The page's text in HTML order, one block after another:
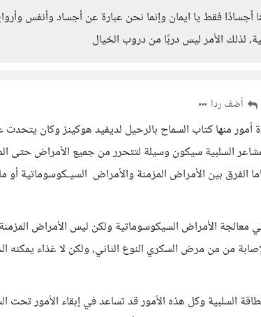
أجسادًا فقط يا ايمان وإنما نحن عبارة عن أجساد وأنفس
لذلك الأمر ليس دربًا من دروب الخيال
أضف ردا
منها كتاب السماح بالرحيل لديفيد هوكينز وكان
السلبية سيكون وسيلة لتتحرر من جميع الأمراض حتى
الفرق بين الأمراض المزمنة والأمراض السيـكوسوماتية أو
الأمراض السيكوسوماتية ولكن ليس الأمراض المزمنة
من من مرض السكري النوع الثاني، ولكن لا غذاء يمكنه
السلبية وكل هذه الأمور قد تساعد في إبقاء الأمور تحت